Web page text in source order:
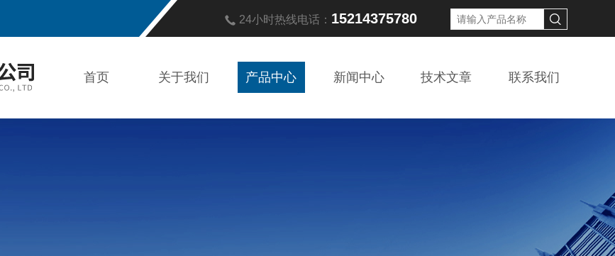
24小时热线电话： 15214375780
首页 关于我们 产品中心 新闻中心 技术文章 联系我们